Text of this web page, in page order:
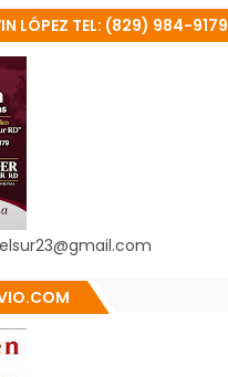
LÓPEZ TEL: (829) 984-9179